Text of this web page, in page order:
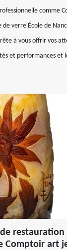
comme
verre École de
à vous offrir vos
et performances et
Comptoir art